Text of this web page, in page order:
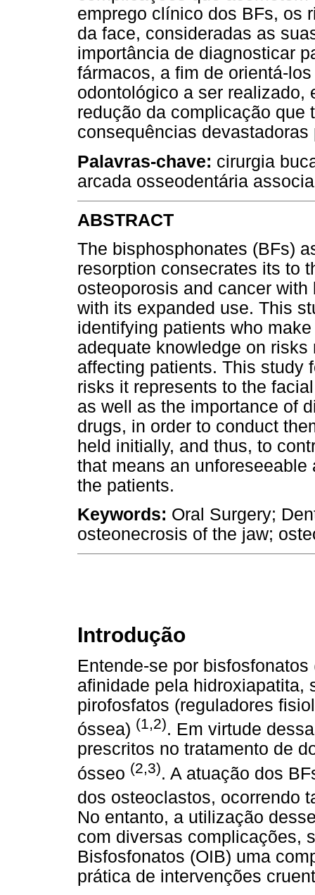
emprego clínico dos BFs, os
da face, consideradas as
importância de diagnosticar
fármacos, a fim de orientá-
odontológico a ser realizado,
redução da complicação
consequências
Palavras-chave: cirurgia
arcada osseodentária
ABSTRACT
The bisphosphonates (BFs)
resorption consecrates its to
osteoporosis and cancer
with its expanded use. This
identifying patients who
adequate knowledge on
affecting patients. This study
risks it represents to the
as well as the importance of
drugs, in order to conduct
held initially, and thus, to
that means an
the patients.
Keywords: Oral Surgery;
osteonecrosis of the jaw;
Introdução
Entende-se por
afinidade pela hidroxiapatita,
pirofosfatos (reguladores
óssea) (1,2). Em virtude
prescritos no tratamento de
ósseo (2,3). A atuação dos
dos osteoclastos, ocorrendo
No entanto, a utilização
com diversas complicações,
Bisfosfonatos (OIB) uma
prática de intervenções